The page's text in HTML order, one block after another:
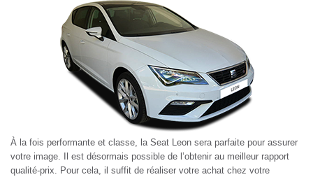
À la fois performante et classe, la Seat Leon sera parfaite pour assurer
votre image. Il est désormais possible de l’obtenir au meilleur rapport
qualité-prix. Pour cela, il suffit de réaliser votre achat chez votre